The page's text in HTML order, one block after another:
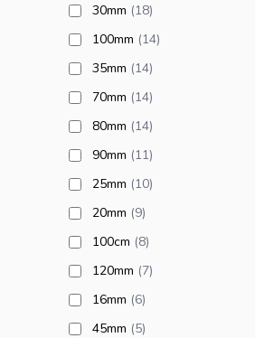
30mm (18products available
)
100mm (14products available
)
35mm (14products available
)
70mm (14products available
)
80mm (14products available
)
90mm (11products available
)
25mm (10products available
)
20mm (9products available
)
100cm (8products available
)
120mm (7products available
)
16mm (6products available
)
45mm (5products available
)